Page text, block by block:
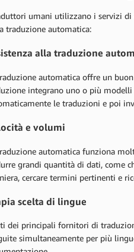
umani utilizzano i servizi di
traduzione automatica:
alla traduzione
automatica offre un
integrano uno o più
le traduzioni e poi
e volumi
automatica funziona
grandi quantità di dati, come
cercare termini pertinenti e
scelta di lingue
dei principali fornitori di
simultaneamente per più